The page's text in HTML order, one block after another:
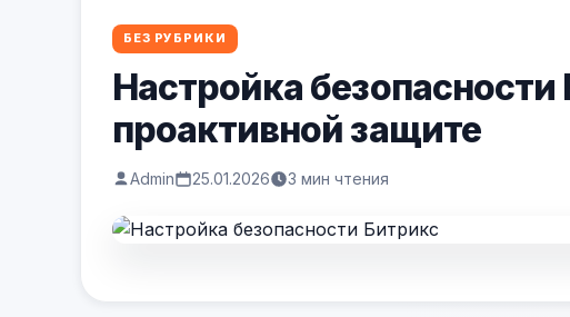
БЕЗ РУБРИКИ
Настройка
проактивной защите
Admin 25.01.2026 3 мин чтения